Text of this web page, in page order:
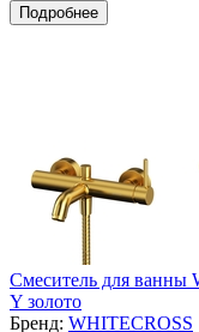
Подробнее
Смеситель для ванны
Y золото
Бренд: WHITECROSS